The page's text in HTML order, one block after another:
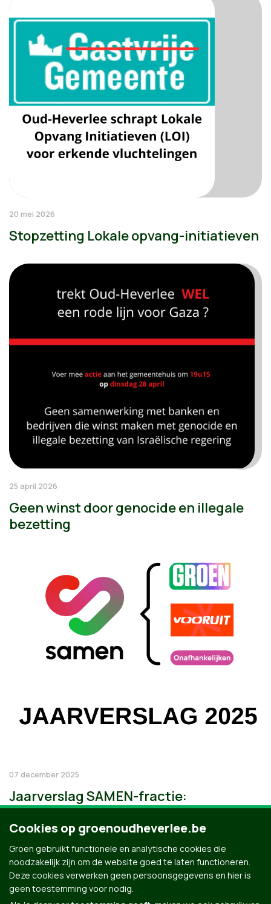
20 mei 2026
Stopzetting Lokale opvang-initiatieven
25 april 2026
Geen winst door genocide en illegale
bezetting
07 december 2025
Jaarverslag SAMEN-fractie:
Cookies op groenoudheverlee.be
Groen gebruikt functionele en analytische cookies die
noodzakelijk zijn om de website goed te laten functioneren.
Deze cookies verwerken geen persoonsgegevens en hier is
geen toestemming voor nodig.